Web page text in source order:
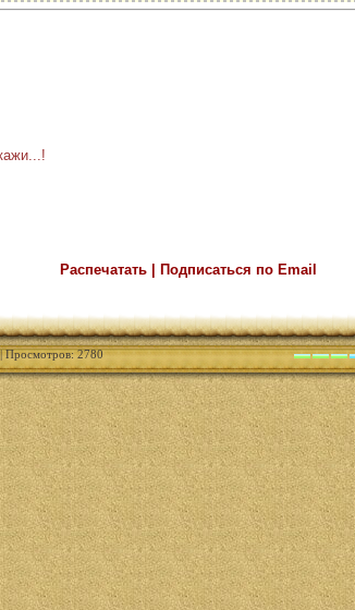
Распечатать | Подписаться по Email
Просмотров: 2780